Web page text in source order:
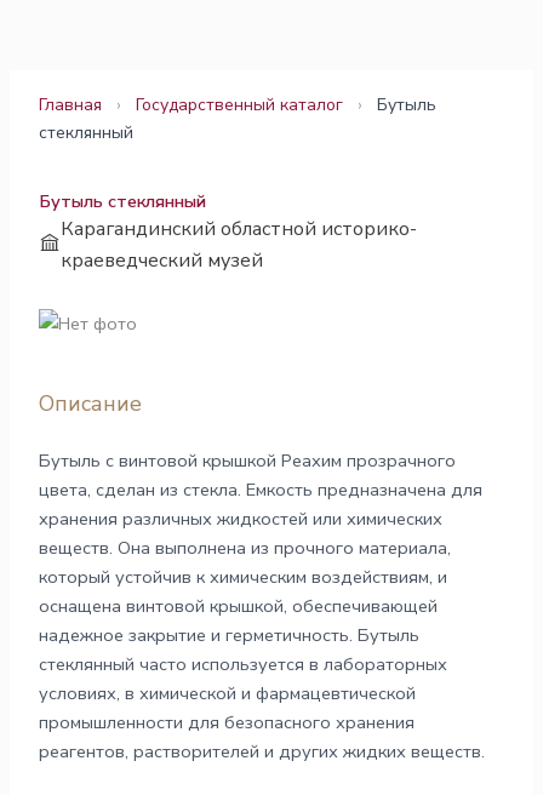
Главная › Государственный каталог ›
Бутыль
стеклянный
Бутыль стеклянный
Карагандинский областной историко-
краеведческий музей
Описание
Бутыль с винтовой крышкой Реахим прозрачного
цвета, сделан из стекла. Емкость предназначена для
хранения различных жидкостей или химических
веществ. Она выполнена из прочного материала,
который устойчив к химическим воздействиям, и
оснащена винтовой крышкой, обеспечивающей
надежное закрытие и герметичность. Бутыль
стеклянный часто используется в лабораторных
условиях, в химической и фармацевтической
промышленности для безопасного хранения
реагентов, растворителей и других жидких веществ.